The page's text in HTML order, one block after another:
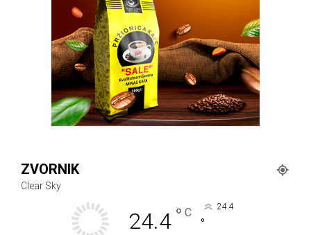
ZVORNIK
Clear Sky
24.4 ° C 24.4
°